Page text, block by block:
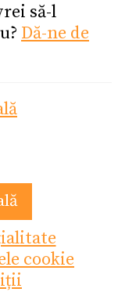
să-l
Dă-ne de
cookie